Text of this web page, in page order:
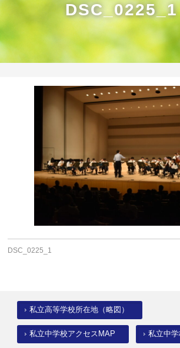
DSC_0225_1
DSC_0225_1
私立高等学校所在地（略図）
私立中学校アクセスMAP 私立中